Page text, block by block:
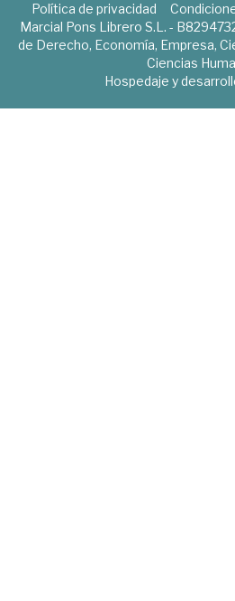
Política de privacidad
Marcial Pons Librero S.L. -
de Derecho, Economía, Empresa,
Ciencias
Hospedaje y